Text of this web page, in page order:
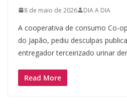
8 de maio de 2026 DIA A DIA
A cooperativa de consumo Co-
do Japão, pediu desculpas
entregador terceirizado urinar
Read More